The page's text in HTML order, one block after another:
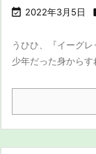
 2022年3月5日
うひひ、『イーグ
少年だった身から